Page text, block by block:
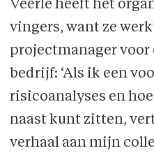
Veerle heeft het
vingers, want ze
projectmanager
bedrijf: ‘Als ik een
risicoanalyses en
naast kunt zitten,
verhaal aan mijn